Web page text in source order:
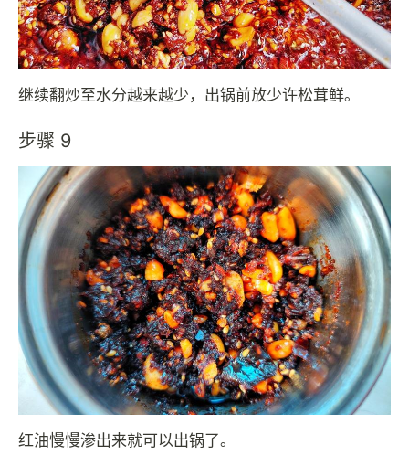
继续翻炒至水分越来越少，出锅前放少许松茸鲜。
步骤 9
红油慢慢渗出来就可以出锅了。